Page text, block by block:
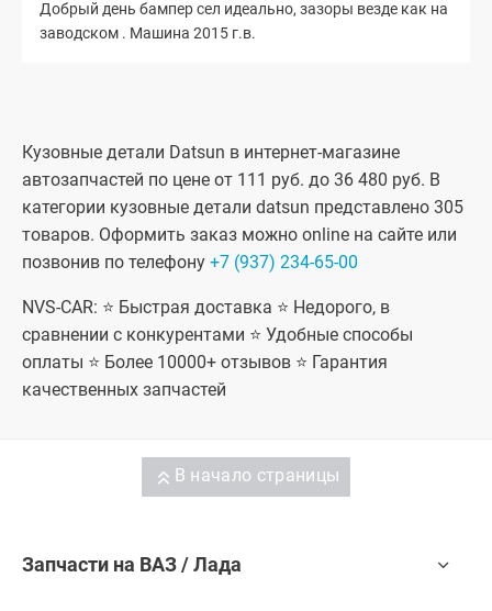
Добрый день бампер сел идеально, зазоры везде как на
заводском . Машина 2015 г.в.
Кузовные детали Datsun в интернет-магазине
автозапчастей по цене от 111 руб. до 36 480 руб. В
категории кузовные детали datsun представлено 305
товаров. Оформить заказ можно online на сайте или
позвонив по телефону +7 (937) 234-65-00
NVS-CAR: ⭐ Быстрая доставка ⭐ Недорого, в
сравнении с конкурентами ⭐ Удобные способы
оплаты ⭐ Более 10000+ отзывов ⭐ Гарантия
качественных запчастей
В начало страницы
Запчасти на ВАЗ / Лада